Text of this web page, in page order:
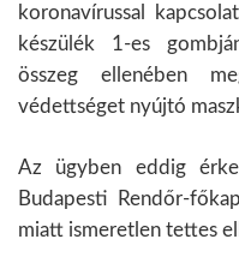
koronavírussal
készülék 1-es
összeg ellenében
védettséget nyújtó
Az ügyben eddig
Budapesti Rendőr-
miatt ismeretlen tettes